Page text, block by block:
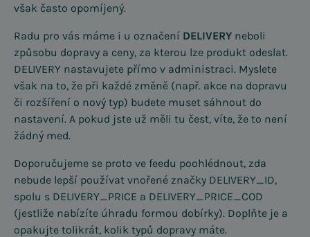
však často opomíjený.
Radu pro vás máme i u označení DELIVERY neboli
způsobu dopravy a ceny, za kterou lze produkt odeslat.
DELIVERY nastavujete přímo v administraci. Myslete
však na to, že při každé změně (např. akce na dopravu
či rozšíření o nový typ) budete muset sáhnout do
nastavení. A pokud jste už měli tu čest, víte, že to není
žádný med.
Doporučujeme se proto ve feedu poohlédnout, zda
nebude lepší používat vnořené značky DELIVERY_ID,
spolu s DELIVERY_PRICE a DELIVERY_PRICE_COD
(jestliže nabízíte úhradu formou dobírky). Doplňte je a
opakujte tolikrát, kolik typů dopravy máte.